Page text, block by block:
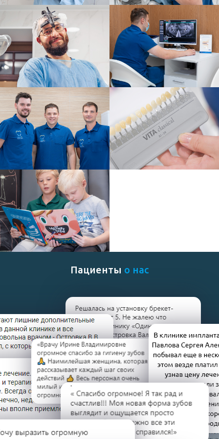
Пациенты о нас
Записаться
Сертификаты
ординатура по специальности
"Ортодонтия" ПГМУ им. ак. Вагнера, 2018
год
Стоматолог-ортодонт.
Опыт 28 лет.
Микова
Евгения
Валерьевна
Стоматолог-ортодонт с большим
опытом работы. Евгения Валерьевна
поможет вам, если вас беспокоит
неправильный прикус, скученность зубов,
Рейтинг на портале: 4,9
Читать отзывы (16)
Смотреть
видеоприветствие